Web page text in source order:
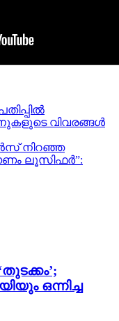
വിവരങ്ങൾ
നിറഞ്ഞ
ലൂസിഫർ”:
ഒന്നിച്ച